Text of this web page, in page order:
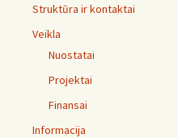
Struktūra ir kontaktai
Veikla
Nuostatai
Projektai
Finansai
Informacija